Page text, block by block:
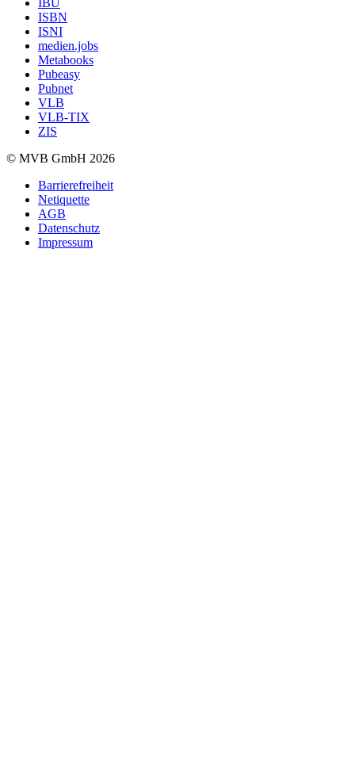
ISBN
ISNI
medien.jobs
Metabooks
Pubeasy
Pubnet
VLB
VLB-TIX
ZIS
© MVB GmbH 2026
Barrierefreiheit
Netiquette
AGB
Datenschutz
Impressum